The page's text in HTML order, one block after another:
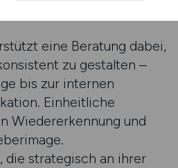
eine Beratung dabei,
zu gestalten –
bis zur internen
Einheitliche
Wiedererkennung und
die strategisch an ihrer